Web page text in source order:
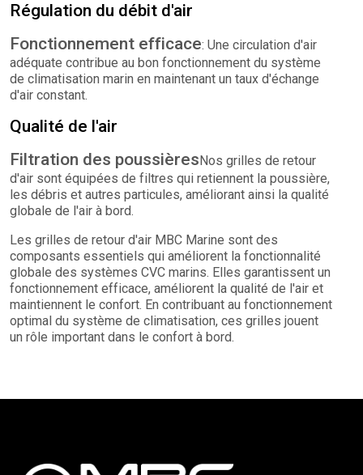
Régulation du débit d'air
Fonctionnement efficace: Une circulation d'air
adéquate contribue au bon fonctionnement du système
de climatisation marin en maintenant un taux d'échange
d'air constant.
Qualité de l'air
Filtration des poussières Nos grilles de retour
d'air sont équipées de filtres qui retiennent la poussière,
les débris et autres particules, améliorant ainsi la qualité
globale de l'air à bord.
Les grilles de retour d'air MBC Marine sont des
composants essentiels qui améliorent la fonctionnalité
globale des systèmes CVC marins. Elles garantissent un
fonctionnement efficace, améliorent la qualité de l'air et
maintiennent le confort. En contribuant au fonctionnement
optimal du système de climatisation, ces grilles jouent
un rôle important dans le confort à bord.